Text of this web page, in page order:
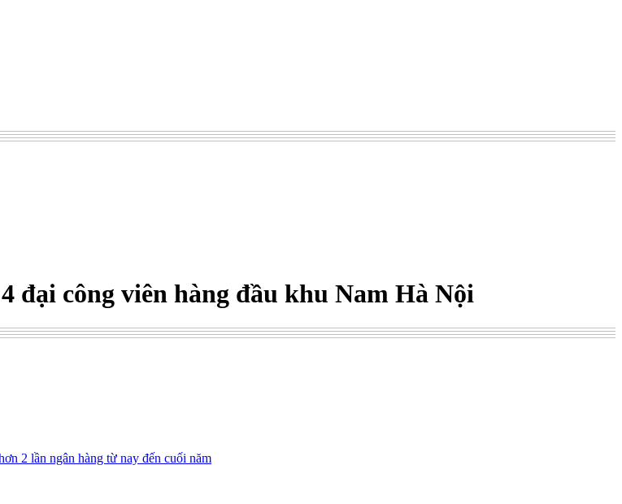
đại công viên hàng đầu khu Nam Hà Nội
2 lần ngân hàng từ nay đến cuối năm